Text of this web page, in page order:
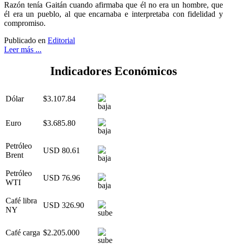
Razón tenía Gaitán cuando afirmaba que él no era un hombre, que
él era un pueblo, al que encarnaba e interpretaba con fidelidad y
compromiso.
Publicado en Editorial
Leer más ...
Indicadores Económicos
Dólar $3.107.84
Euro $3.685.80
Petróleo
Brent
USD 80.61
Petróleo
WTI
USD 76.96
Café libra
NY
USD 326.90
Café carga $2.205.000